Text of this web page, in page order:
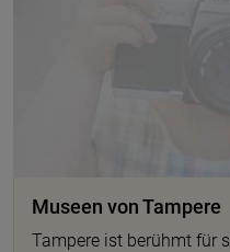
Museen von Tampere
Tampere ist berühmt für